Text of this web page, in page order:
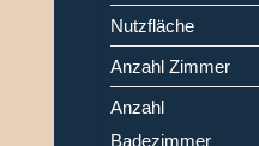
Nutzfläche
Anzahl Zimmer
Anzahl
Badezimmer